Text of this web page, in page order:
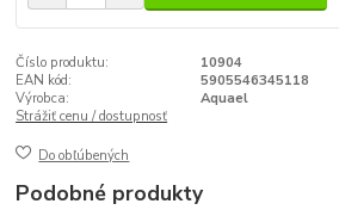
Číslo produktu:
10904
EAN kód:
5905546345118
Výrobca:
Aquael
Strážiť cenu / dostupnosť
Do obľúbených
Podobné produkty